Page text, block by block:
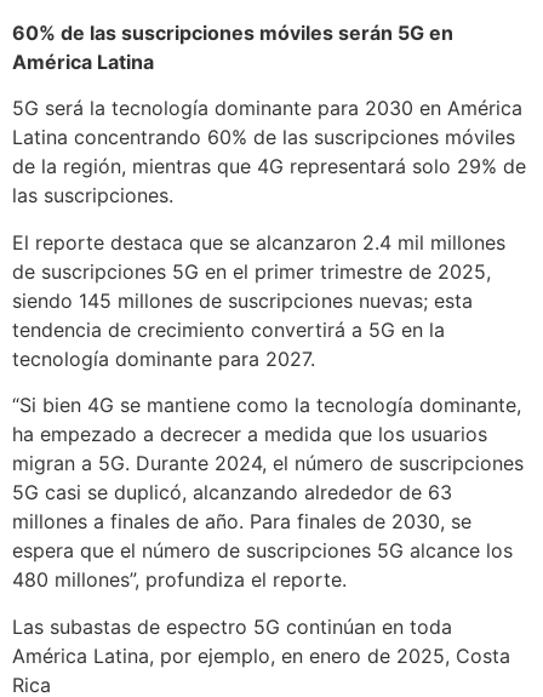
60% de las suscripciones móviles serán 5G en
América Latina
5G será la tecnología dominante para 2030 en América
Latina concentrando 60% de las suscripciones móviles
de la región, mientras que 4G representará solo 29% de
las suscripciones.
El reporte destaca que se alcanzaron 2.4 mil millones
de suscripciones 5G en el primer trimestre de 2025,
siendo 145 millones de suscripciones nuevas; esta
tendencia de crecimiento convertirá a 5G en la
tecnología dominante para 2027.
“Si bien 4G se mantiene como la tecnología dominante,
ha empezado a decrecer a medida que los usuarios
migran a 5G. Durante 2024, el número de suscripciones
5G casi se duplicó, alcanzando alrededor de 63
millones a finales de año. Para finales de 2030, se
espera que el número de suscripciones 5G alcance los
480 millones”, profundiza el reporte.
Las subastas de espectro 5G continúan en toda
América Latina, por ejemplo, en enero de 2025, Costa
Rica